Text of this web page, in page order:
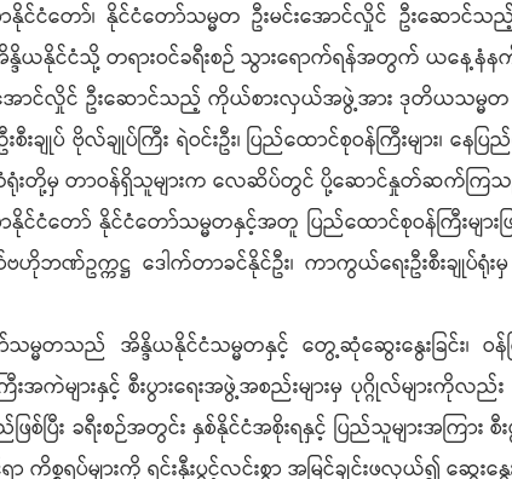
ာနိုင်ငံတော်၊ နိုင်ငံတော်သမ္မတ ဦးမင်းအောင်လှိုင် ဦးဆော
န္ဒိယနိုင်ငံသို့ တရားဝင်ခရီးစဉ် သွားရောက်ရန်အတွက် ယနေ့
ောင်လှိုင် ဦးဆောင်သည့် ကိုယ်စားလှယ်အဖွဲ့အား ဒုတိယသမ္မတ ဦး
ျုပ် ဗိုလ်ချုပ်ကြီး ရဲဝင်းဦး၊ ပြည်ထောင်စုဝန်ကြီးများ၊ နေ
ရုံးတို့မှ တာဝန်ရှိသူများက လေဆိပ်တွင် ပို့ဆောင်နှုတ်ဆက်ကြ
နိုင်ငံတော် နိုင်ငံတော်သမ္မတနှင့်အတူ ပြည်ထောင်စုဝန်ကြီးများ
ဟိုဘဏ်ဥက္ကဋ္ဌ ဒေါက်တာခင်နိုင်ဦး၊ ကာကွယ်ရေးဦးစီးချုပ်ရုံ
မ္မတသည် အိန္ဒိယနိုင်ငံသမ္မတနှင့် တွေ့ဆုံဆွေးနွေးခြင်း၊ ဝန်
ကြီးအကဲများနှင့် စီးပွားရေးအဖွဲ့အစည်းများမှ ပုဂ္ဂိုလ်မ
ြီး ခရီးစဉ်အတွင်း နှစ်နိုင်ငံအစိုးရနှင့် ပြည်သူများအကြား စီ
ကိစ္စရပ်များကို ရင်းနှီးပွင့်လင်းစွာ အမြင်ချင်းဖလှယ်၍ ဆွေး